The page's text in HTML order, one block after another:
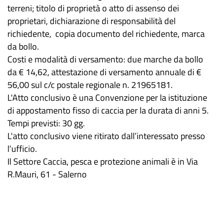
terreni; titolo di proprietà o atto di assenso dei
proprietari, dichiarazione di responsabilità del
richiedente, copia documento del richiedente, marca
da bollo.
Costi e modalità di versamento: due marche da bollo
da € 14,62, attestazione di versamento annuale di €
56,00 sul c/c postale regionale n. 21965181.
L'Atto conclusivo è una Convenzione per la istituzione
di appostamento fisso di caccia per la durata di anni 5.
Tempi previsti: 30 gg.
L'atto conclusivo viene ritirato dall’interessato presso
l’ufficio.
Il Settore Caccia, pesca e protezione animali è in Via
R.Mauri, 61 - Salerno